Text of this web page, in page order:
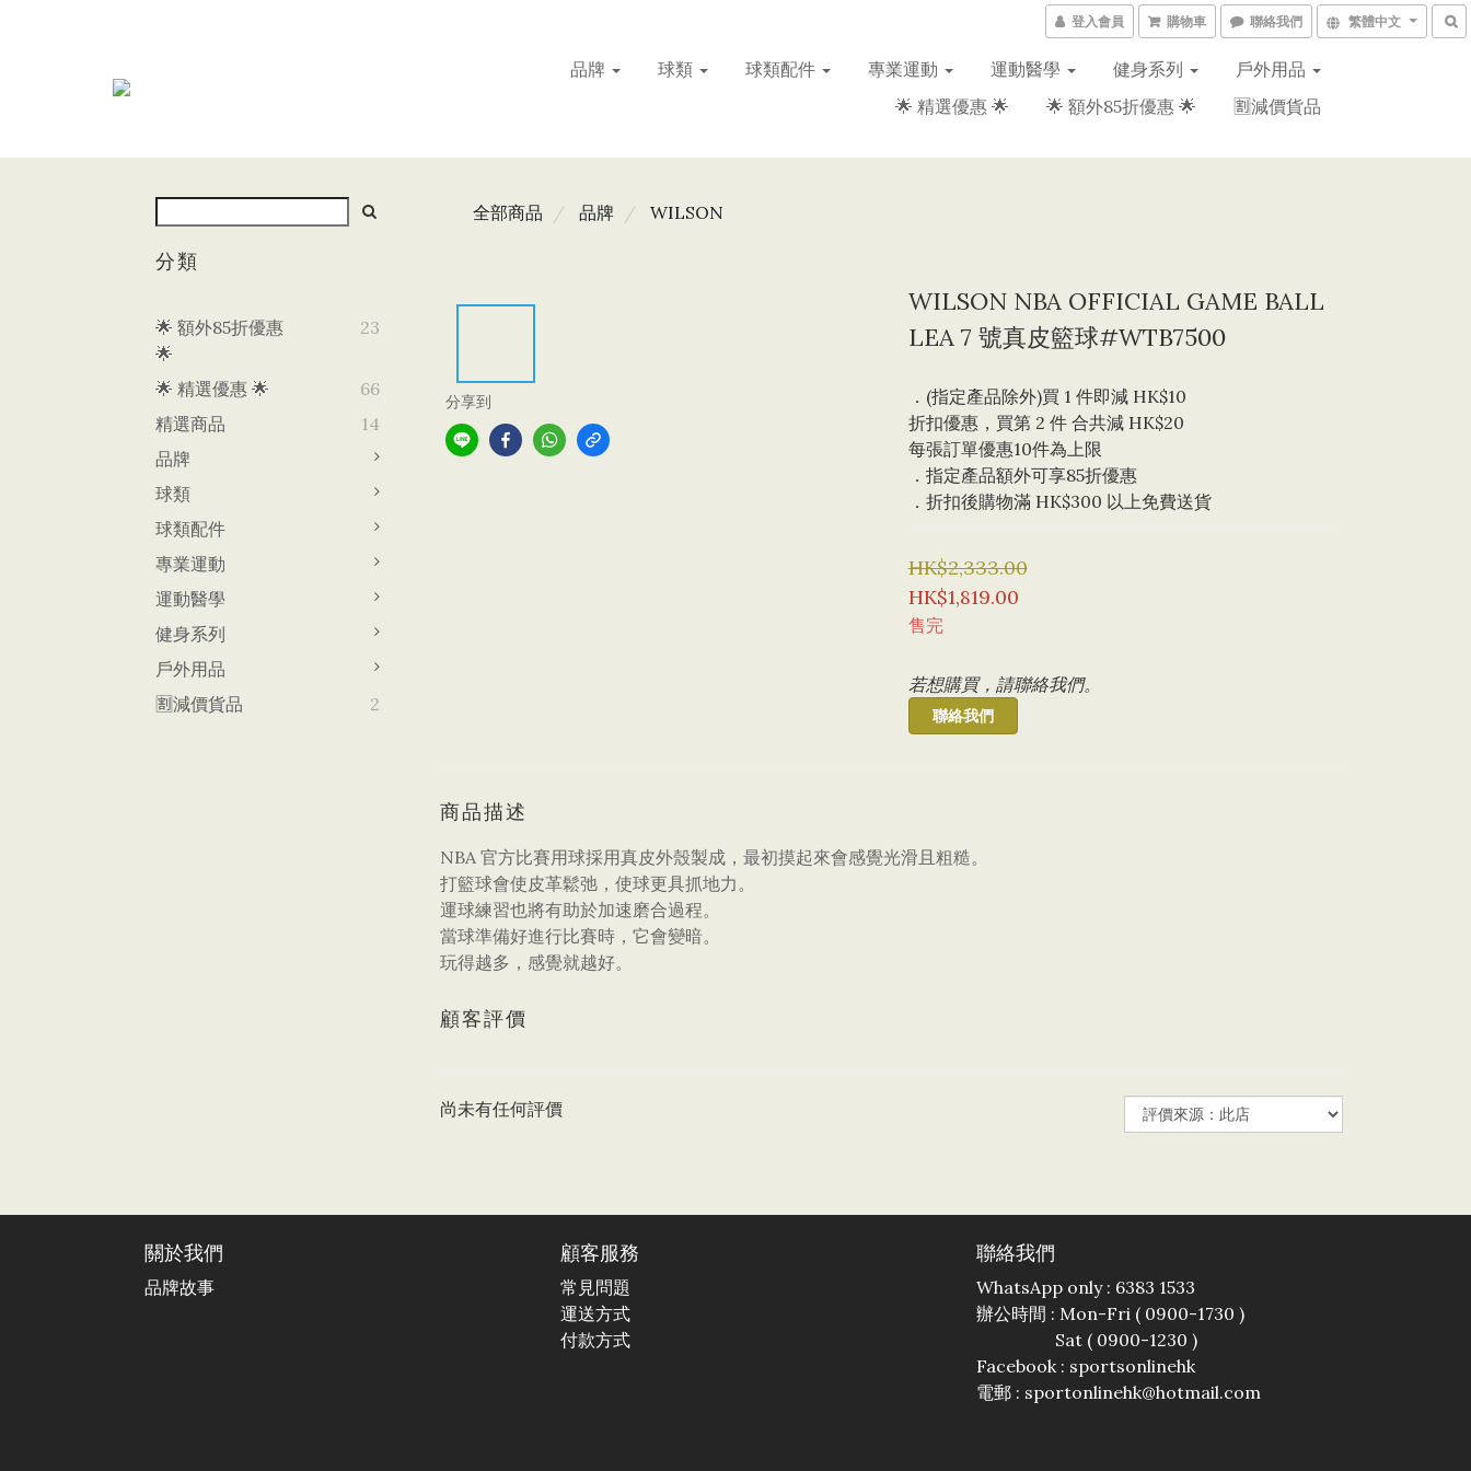
登入會員 購物車 聯絡我們 繁體中文
品牌 球類 球類配件 專業運動 運動醫學 健身系列
戶外用品
🌟 精選優惠 🌟
🌟 額外85折優惠 🌟 🈹減價貨品
分類
🌟 額外85折優惠
🌟
23
🌟 精選優惠 🌟
66
精選商品
14
品牌
球類
球類配件
專業運動
運動醫學
健身系列
戶外用品
🈹減價貨品
2
全部商品 品牌 WILSON
分享到
WILSON NBA OFFICIAL GAME BALL
LEA 7 號真皮籃球#WTB7500
．(指定產品除外)買 1 件即減 HK$10
折扣優惠，買第 2 件 合共減 HK$20
每張訂單優惠10件為上限
．指定產品額外可享85折優惠
．折扣後購物滿 HK$300 以上免費送貨
HK$2,333.00
HK$1,819.00
售完
若想購買，請聯絡我們。
聯絡我們
商品描述
NBA 官方比賽用球採用真皮外殼製成，最初摸起來會感覺光滑且粗糙。
打籃球會使皮革鬆弛，使球更具抓地力。
運球練習也將有助於加速磨合過程。
當球準備好進行比賽時，它會變暗。
玩得越多，感覺就越好。
顧客評價
尚未有任何評價
關於我們
品牌故事
顧客服務
常見問題
運送方式
付款方式
聯絡我們
WhatsApp only : 6383 1533
辦公時間 : Mon-Fri ( 0900-1730 )
Sat ( 0900-1230 )
Facebook : sportsonlinehk
電郵 : sportonlinehk@hotmail.com